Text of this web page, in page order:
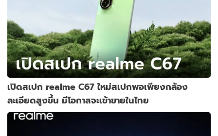
เปิดสเปก realme C67 ใหม่สเปกพอเพียงกล้อง
ละเอียดสูงขึ้น มีโอกาสจะเข้าขายในไทย